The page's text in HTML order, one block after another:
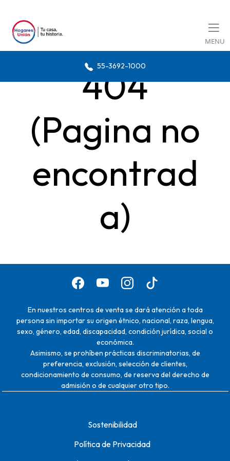
MENU
55-3692-1000
404
(Pagina no
encontrad
a)
En nuestros centros de venta se dará atención a toda
persona sin importar su origen étnico, nacional, raza, lengua,
sexo, género, edad, discapacidad, condición jurídica, social o
económica.
Asimismo, se prohíben prácticas discriminatorias, de
preferencia, exclusión, selección de clientes,
condicionamiento de consumo, de reserva del derecho de
admisión o de cualquier otro tipo.
Sostenibilidad
Política de Privacidad